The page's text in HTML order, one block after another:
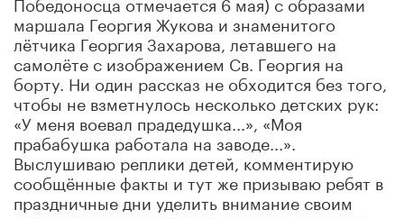
маршала Георгия Жукова и знаменитого
лётчика Георгия Захарова, летавшего на
самолёте с изображением Св. Георгия на
борту. Ни один рассказ не обходится без того,
чтобы не взметнулось несколько детских рук:
«У меня воевал прадедушка...», «Моя
прабабушка работала на заводе...».
Выслушиваю реплики детей, комментирую
сообщённые факты и тут же призываю ребят в
праздничные дни уделить внимание своим